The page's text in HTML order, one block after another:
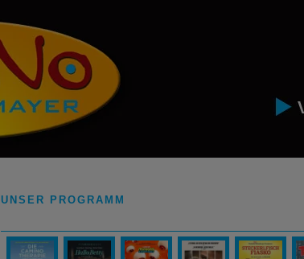
UNSER PROGRAMM